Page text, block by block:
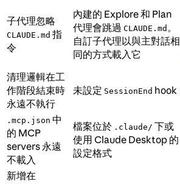
子代理忽略
CLAUDE.md 指
令
內建的 Explore 和 Plan
代理會跳過 CLAUDE.md 。
自訂子代理以與主對話相
同的方式載入它
清理邏輯在工
作階段結束時
永遠不執行
未設定 SessionEnd hook
.mcp.json 中
的 MCP
servers 永遠
不載入
檔案位於 .claude/ 下或
使用 Claude Desktop 的
設定格式
新增在